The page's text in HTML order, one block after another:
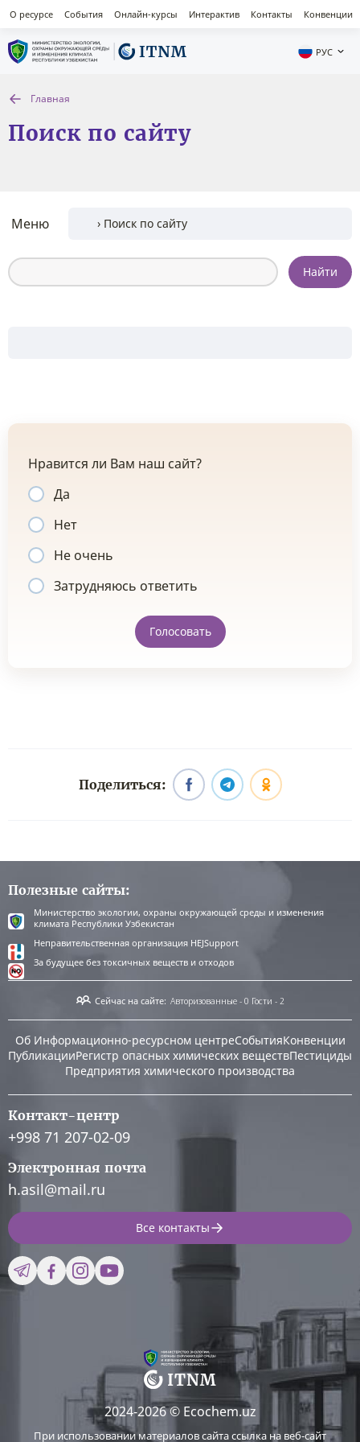
О ресурсе События Онлайн-курсы Интерактив Контакты Конвенции
РУС
Главная
Поиск по сайту
Меню
Нравится ли Вам наш сайт?
Да
Нет
Не очень
Затрудняюсь ответить
Голосовать
Поделиться:
Полезные сайты:
Министерство экологии, охраны окружающей среды и изменения
климата Республики Узбекистан
Неправительственная организация HEJSupport
За будущее без токсичных веществ и отходов
Сейчас на сайте: Авторизованные - 0 Гости - 2
Об Информационно-ресурсном центреСобытияКонвенции
ПубликацииРегистр опасных химических веществПестициды
Предприятия химического производства
Контакт-центр
+998 71 207-02-09
Электронная почта
h.asil@mail.ru
Все контакты
2024-2026 © Ecochem.uz
При использовании материалов сайта ссылка на веб-сайт